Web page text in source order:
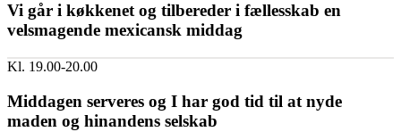
Vi går i køkkenet og tilbereder i fællesskab en
velsmagende mexicansk middag
Kl. 19.00-20.00
Middagen serveres og I har god tid til at nyde
maden og hinandens selskab